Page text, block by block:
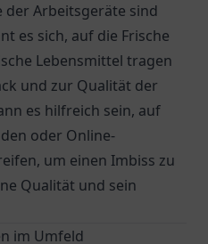
der Arbeitsgeräte sind
es sich, auf die Frische
Lebensmittel tragen
und zur Qualität der
es hilfreich sein, auf
oder Online-
um einen Imbiss zu
Qualität und sein
im Umfeld